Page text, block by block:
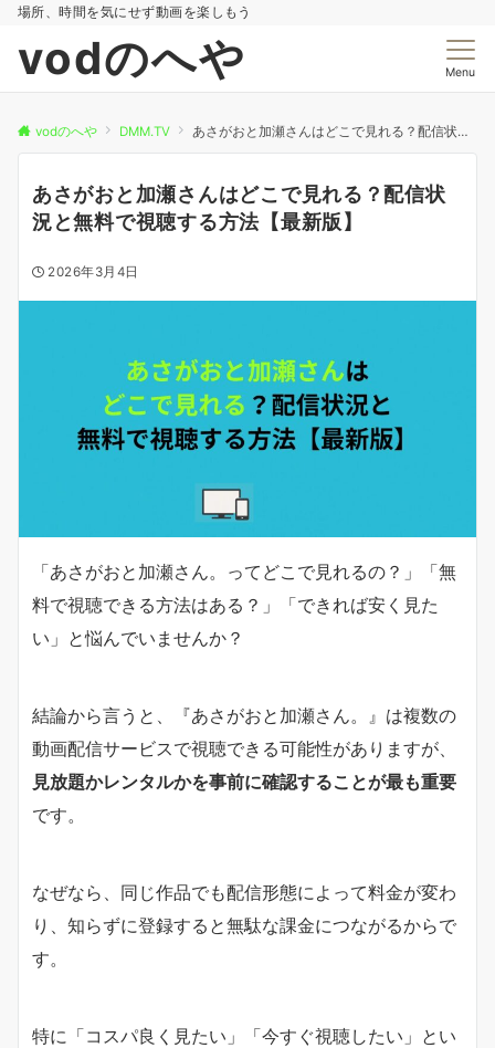
場所、時間を気にせず動画を楽しもう
vodのへや Menu
vodのへや DMM.TV あさがおと加瀬さんはどこで見れる？配信状況と無料で視聴する方法【最新版】
あさがおと加瀬さんはどこで見れる？配信状
況と無料で視聴する方法【最新版】
2026年3月4日
「あさがおと加瀬さん。ってどこで見れるの？」「無
料で視聴できる方法はある？」「できれば安く見た
い」と悩んでいませんか？
結論から言うと、『あさがおと加瀬さん。』は複数の
動画配信サービスで視聴できる可能性がありますが、
見放題かレンタルかを事前に確認することが最も重要
です。
なぜなら、同じ作品でも配信形態によって料金が変わ
り、知らずに登録すると無駄な課金につながるからで
す。
特に「コスパ良く見たい」「今すぐ視聴したい」とい